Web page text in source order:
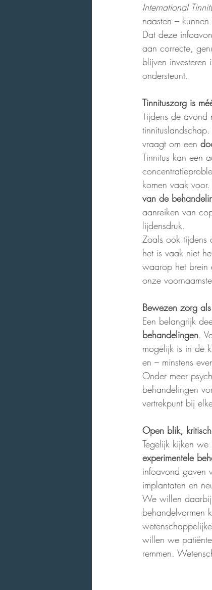
International
naasten –
Dat deze
aan correcte,
blijven
ondersteunt.
Tinnituszorg is
Tijdens de
vraagt om een
Tinnitus kan een
komen vaak
van de
aanreiken van
lijdensdruk.
Zoals ook tijdens
het is vaak niet
waarop het brein
onze
Bewezen zorg
Een belangrijk
behandelingen.
mogelijk is in de
en – minstens
Onder meer
behandelingen
vertrekpunt bij
Open blik,
Tegelijk kijken
experimentele
infoavond gaven
implantaten en
We willen
behandelvormen
willen we
remmen.